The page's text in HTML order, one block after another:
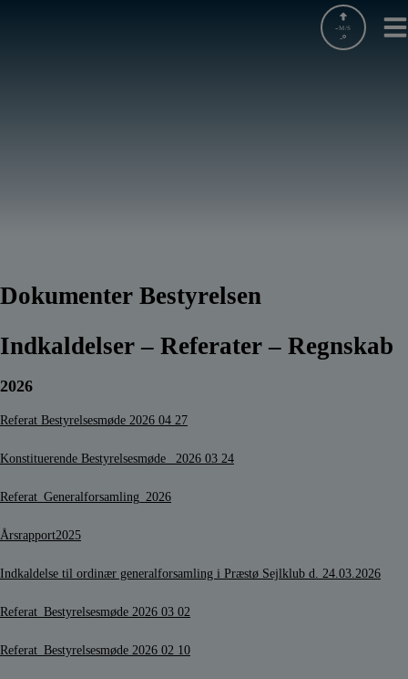
- M/S
-
Dokumenter Bestyrelsen
Indkaldelser – Referater – Regnskab
2026
Referat Bestyrelsesmøde 2026 04 27
Konstituerende Bestyrelsesmøde_ 2026 03 24
Referat_Generalforsamling_2026
Årsrapport2025
Indkaldelse til ordinær generalforsamling i Præstø Sejlklub d. 24.03.2026
Referat_Bestyrelsesmøde 2026 03 02
Referat_Bestyrelsesmøde 2026 02 10